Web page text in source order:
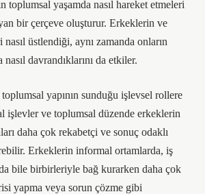
toplumsal yaşamda nasıl hareket etmeleri
bir çerçeve oluşturur. Erkeklerin ve
nasıl üstlendiği, aynı zamanda onların
davrandıklarını da etkiler.
yapının sunduğu işlevsel rollere
işlevler ve toplumsal düzende erkeklerin
daha çok rekabetçi ve sonuç odaklı
Erkeklerin informal ortamlarda, iş
bile birbirleriyle bağ kurarken daha çok
yapma veya sorun çözme gibi